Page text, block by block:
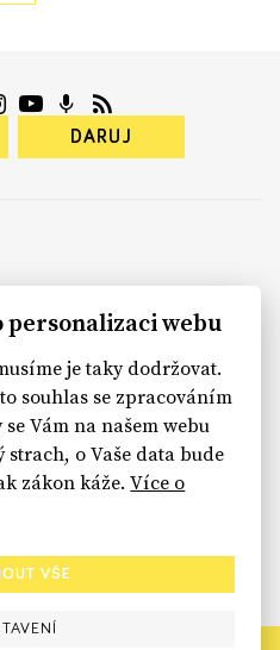
DARUJ
webu
je taky dodržovat.
souhlas se zpracováním
Vám na našem webu
o Vaše data bude
zákon káže.Více o
VŠE